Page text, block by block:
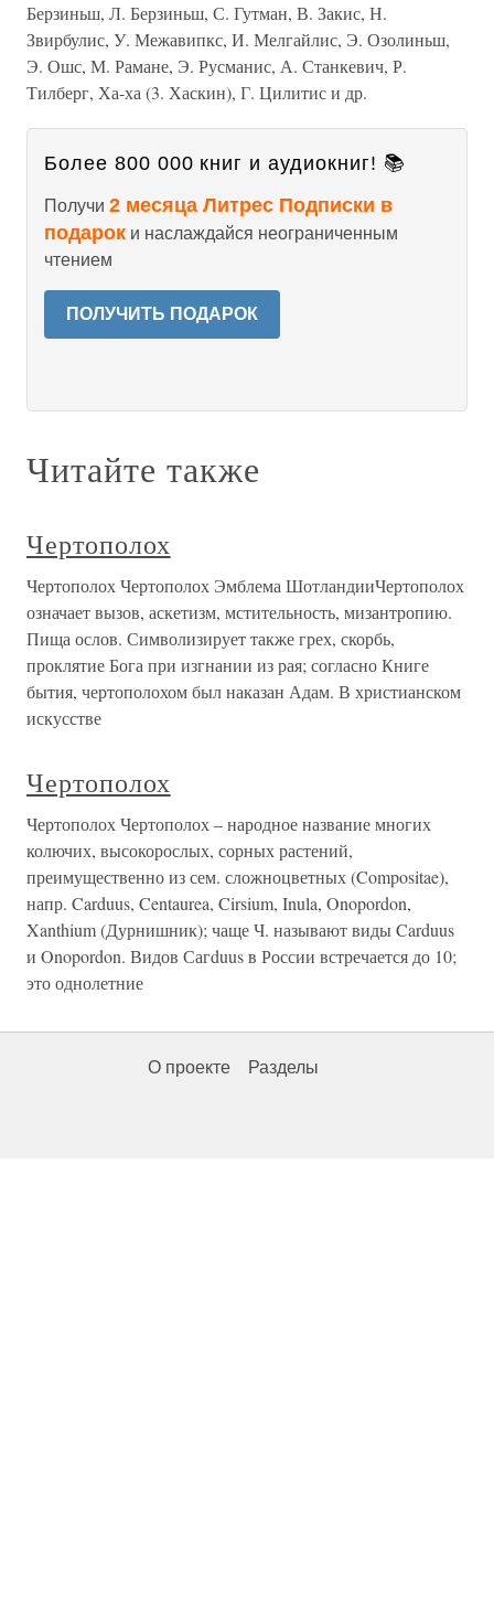
Берзиньш, Л. Берзиньш, С. Гутман, В. Закис, Н.
Звирбулис, У. Межавипкс, И. Мелгайлис, Э. Озолиньш,
Э. Ошс, М. Рамане, Э. Русманис, А. Станкевич, Р.
Тилберг, Ха-ха (3. Хаскин), Г. Цилитис и др.
Более 800 000 книг и аудиокниг! 📚
Получи 2 месяца Литрес Подписки в
подарок и наслаждайся неограниченным
чтением
ПОЛУЧИТЬ ПОДАРОК
Читайте также
Чертополох
Чертополох Чертополох Эмблема ШотландииЧертополох
означает вызов, аскетизм, мстительность, мизантропию.
Пища ослов. Символизирует также грех, скорбь,
проклятие Бога при изгнании из рая; согласно Книге
бытия, чертополохом был наказан Адам. В христианском
искусстве
Чертополох
Чертополох Чертополох – народное название многих
колючих, высокорослых, сорных растений,
преимущественно из сем. сложноцветных (Compositae),
напр. Carduus, Centaurea, Cirsium, Inula, Onopordon,
Xanthium (Дурнишник); чаще Ч. называют виды Carduus
и Onopordon. Видов Сагduus в России встречается до 10;
это однолетние
О проекте Разделы